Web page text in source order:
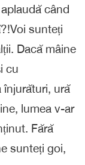
când
sunteți
Dacă mâine
cu
înjurături, ură
lumea v-ar
Fără
sunteți goi,